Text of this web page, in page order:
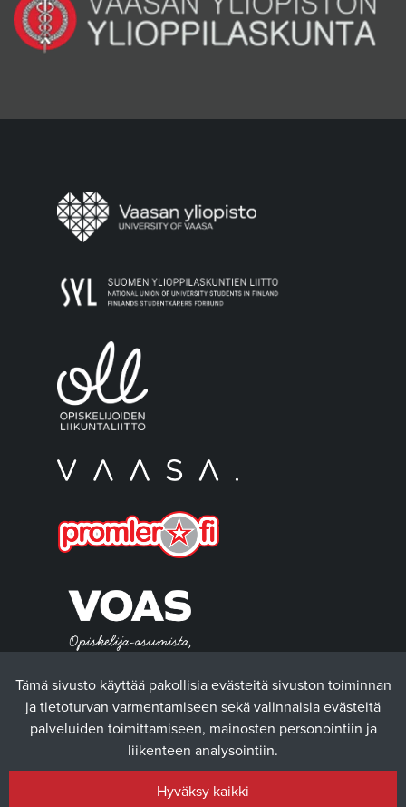
Tämä sivusto käyttää pakollisia evästeitä sivuston toiminnan
ja tietoturvan varmentamiseen sekä valinnaisia evästeitä
palveluiden toimittamiseen, mainosten personointiin ja
liikenteen analysointiin.
Hyväksy kaikki